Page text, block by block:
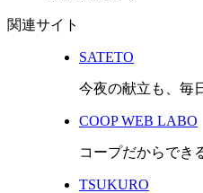
関連サイト
SATETO
今夜の献立も、毎
COOP WEB LABO
コープだからでき
TSUKURO